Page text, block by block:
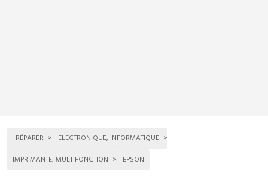
RÉPARER
ELECTRONIQUE, INFORMATIQUE
IMPRIMANTE, MULTIFONCTION
EPSON